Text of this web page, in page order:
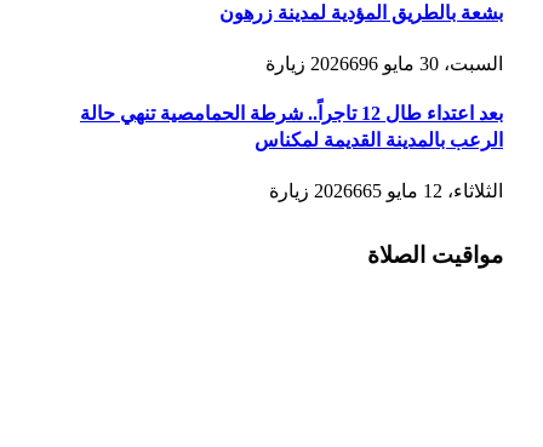
بشعة بالطريق المؤدية لمدينة زرهون
السبت، 30 مايو 2026 696 زيارة
بعد اعتداء طال 12 تاجراً.. شرطة الحمامصية تنهي حالة
الرعب بالمدينة القديمة لمكناس
الثلاثاء، 12 مايو 2026 665 زيارة
مواقيت الصلاة